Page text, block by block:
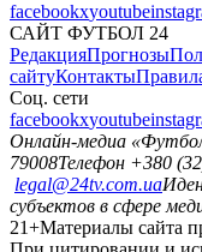
facebookxyoutube
САЙТ ФУТБОЛ 24
РедакцияПрогнозы
сайтуКонтакты
Соц. сети
facebookxyoutube
Онлайн-медиа
79008Телефон +380
legal@24tv.com.ua
субъектов в сфере
21+Материалы сайта